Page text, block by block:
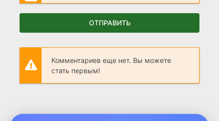
ОТПРАВИТЬ
Комментариев еще нет. Вы можете
стать первым!